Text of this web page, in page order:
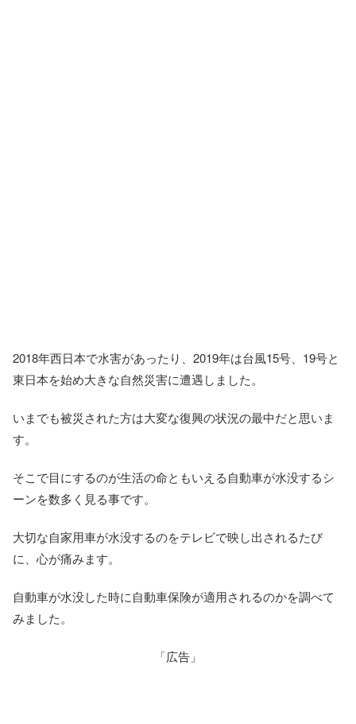
2018年西日本で水害があったり、2019年は台風15号、19号と
東日本を始め大きな自然災害に遭遇しました。
いまでも被災された方は大変な復興の状況の最中だと思いま
す。
そこで目にするのが生活の命ともいえる自動車が水没するシ
ーンを数多く見る事です。
大切な自家用車が水没するのをテレビで映し出されるたび
に、心が痛みます。
自動車が水没した時に自動車保険が適用されるのかを調べて
みました。
「広告」